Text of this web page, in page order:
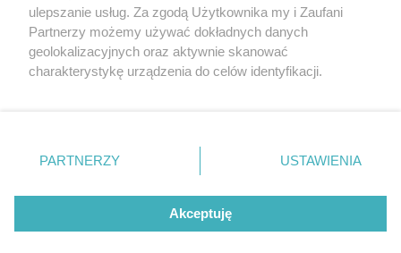
Prywatność Reklama Redakcja Praca Kielce
Facebook.com
Youtube.com
ulepszanie usług. Za zgodą Użytkownika my i Zaufani
Partnerzy możemy używać dokładnych danych
geolokalizacyjnych oraz aktywnie skanować
charakterystykę urządzenia do celów identyfikacji.
zmienić/wycofać klikając przycisk ustawień prywatności
znajdujący się w lewym dolnym rogu strony
. Niektóre
użytkownika, ale masz prawo sprzeciwić się takiemu
przetwarzaniu. Preferencje będą miały zastosowania tylko
PARTNERZY USTAWIENIA
Akceptuję